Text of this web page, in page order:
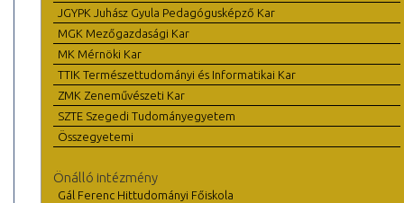
JGYPK Juhász Gyula Pedagógusképző Kar
MGK Mezőgazdasági Kar
MK Mérnöki Kar
TTIK Természettudományi és Informatikai Kar
ZMK Zeneművészeti Kar
SZTE Szegedi Tudományegyetem
Összegyetemi
Önálló intézmény
Gál Ferenc Hittudományi Főiskola